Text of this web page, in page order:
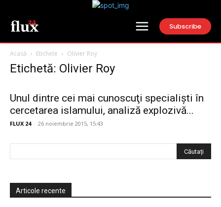
Subscribe
Acasă Etichete Olivier Roy
Etichetă: Olivier Roy
Unul dintre cei mai cunoscuţi specialişti în
cercetarea islamului, analiză explozivă...
FLUX 24 - 26 noiembrie 2015, 15:43
Articole recente